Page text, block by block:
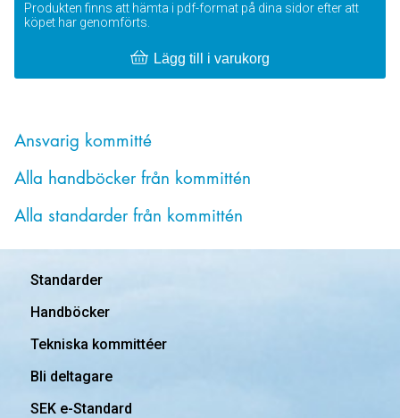
Produkten finns att hämta i pdf-format på dina sidor efter att
köpet har genomförts.
Lägg till i varukorg
Ansvarig kommitté
Alla handböcker från kommittén
Alla standarder från kommittén
Standarder
Handböcker
Tekniska kommittéer
Bli deltagare
SEK e-Standard